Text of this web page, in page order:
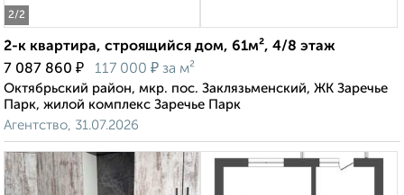
2/2
2-к квартира, строящийся дом, 61м², 4/8 этаж
7 087 860 ₽ 117 000 ₽ за м²
Октябрьский район, мкр. пос. Заклязьменский, ЖК Заречье
Парк, жилой комплекс Заречье Парк
Агентство, 31.07.2026